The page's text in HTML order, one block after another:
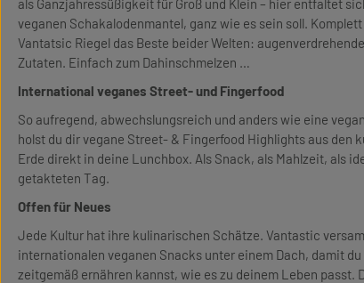
als Ganzjahressüßigkeit für Groß und Klein – hier entfaltet
veganen Schakalodenmantel, ganz wie es sein soll.
Vantatsic Riegel das Beste beider Welten:
Zutaten. Einfach zum Dahinschmelzen …
International veganes Street- und Fingerfood
So aufregend, abwechslungsreich und anders wie eine
holst du dir vegane Street- & Fingerfood Highlights aus den
Erde direkt in deine Lunchbox. Als Snack, als Mahlzeit, als
getakteten Tag.
Offen für Neues
Jede Kultur hat ihre kulinarischen Schätze. Vantastic
internationalen veganen Snacks unter einem Dach, damit
zeitgemäß ernähren kannst, wie es zu deinem Leben passt.